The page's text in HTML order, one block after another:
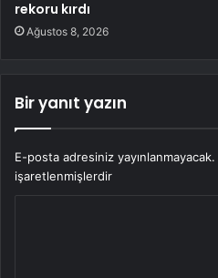
rekoru kırdı
Ağustos 8, 2026
Bir yanıt yazın
E-posta adresiniz yayınlanmayacak.
işaretlenmişlerdir